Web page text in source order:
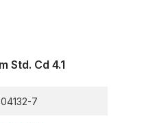
Std. Cd 4.1
7